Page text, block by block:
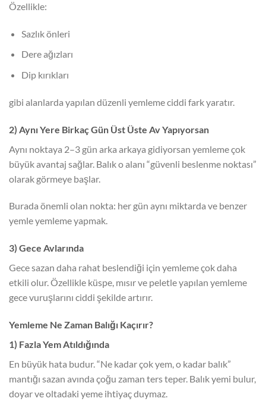
Özellikle:
Sazlık önleri
Dere ağızları
Dip kırıkları
gibi alanlarda yapılan düzenli yemleme ciddi fark yaratır.
2) Aynı Yere Birkaç Gün Üst Üste Av Yapıyorsan
Aynı noktaya 2–3 gün arka arkaya gidiyorsan yemleme çok
büyük avantaj sağlar. Balık o alanı “güvenli beslenme noktası”
olarak görmeye başlar.
Burada önemli olan nokta: her gün aynı miktarda ve benzer
yemle yemleme yapmak.
3) Gece Avlarında
Gece sazan daha rahat beslendiği için yemleme çok daha
etkili olur. Özellikle küspe, mısır ve peletle yapılan yemleme
gece vuruşlarını ciddi şekilde artırır.
Yemleme Ne Zaman Balığı Kaçırır?
1) Fazla Yem Atıldığında
En büyük hata budur. “Ne kadar çok yem, o kadar balık”
mantığı sazan avında çoğu zaman ters teper. Balık yemi bulur,
doyar ve oltadaki yeme ihtiyaç duymaz.